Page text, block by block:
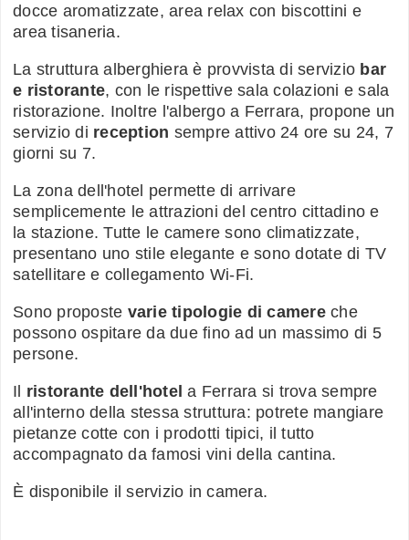
docce aromatizzate, area relax con biscottini e
area tisaneria.
La struttura alberghiera è provvista di servizio bar
e ristorante, con le rispettive sala colazioni e sala
ristorazione. Inoltre l'albergo a Ferrara, propone un
servizio di reception sempre attivo 24 ore su 24, 7
giorni su 7.
La zona dell'hotel permette di arrivare
semplicemente le attrazioni del centro cittadino e
la stazione. Tutte le camere sono climatizzate,
presentano uno stile elegante e sono dotate di TV
satellitare e collegamento Wi-Fi.
Sono proposte varie tipologie di camereche
possono ospitare da due fino ad un massimo di 5
persone.
Il ristorante dell'hotel a Ferrara si trova sempre
all'interno della stessa struttura: potrete mangiare
pietanze cotte con i prodotti tipici, il tutto
accompagnato da famosi vini della cantina.
È disponibile il servizio in camera.